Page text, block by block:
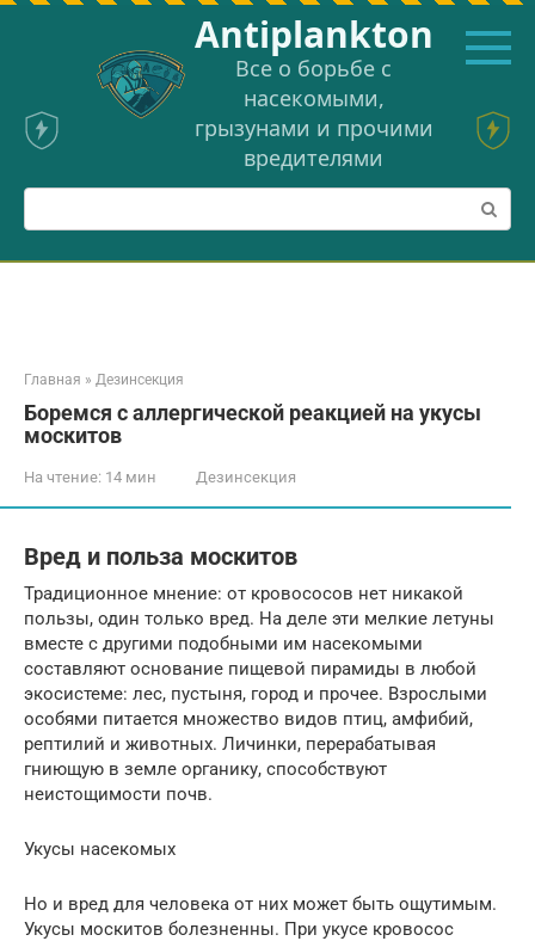
Перейти
Аntiplankton
Все о борьбе с
насекомыми,
грызунами и прочими
вредителями
Поиск:
Главная » Дезинсекция
Боремся с аллергической реакцией на укусы
москитов
На чтение: 14 мин Дезинсекция
Вред и польза москитов
Традиционное мнение: от кровососов нет никакой
пользы, один только вред. На деле эти мелкие летуны
вместе с другими подобными им насекомыми
составляют основание пищевой пирамиды в любой
экосистеме: лес, пустыня, город и прочее. Взрослыми
особями питается множество видов птиц, амфибий,
рептилий и животных. Личинки, перерабатывая
гниющую в земле органику, способствуют
неистощимости почв.
Укусы насекомых
Но и вред для человека от них может быть ощутимым.
Укусы москитов болезненны. При укусе кровосос